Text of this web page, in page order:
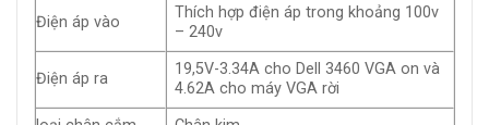
Điện áp vào
Thích hợp điện áp trong khoảng 100v
– 240v
Điện áp ra
19,5V-3.34A cho Dell 3460 VGA on và
4.62A cho máy VGA rời